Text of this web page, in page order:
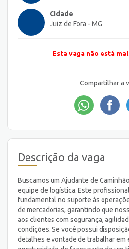
Cidade
Juiz de Fora - MG
Esta vaga não está
Compartilhar a
Descrição da vaga
Buscamos um Ajudante de
equipe de logística. Este
fundamental no suporte às
de mercadorias, garantindo que
aos clientes com segurança,
condições. Se você possui
detalhes e vontade de trabalhar em